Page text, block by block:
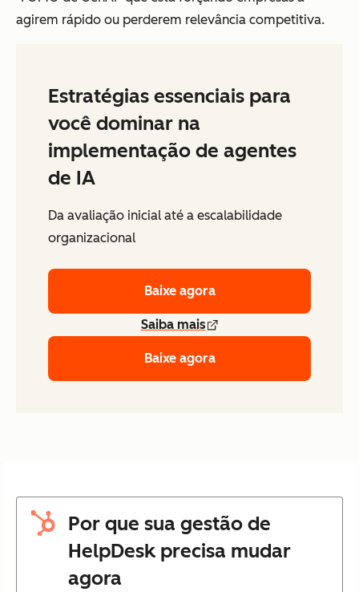
agirem rápido ou perderem relevância competitiva.
Estratégias essenciais para
você dominar na
implementação de agentes
de IA
Da avaliação inicial até a escalabilidade
organizacional
Baixe agora
Saiba mais
Baixe agora
Por que sua gestão de
HelpDesk precisa mudar
agora